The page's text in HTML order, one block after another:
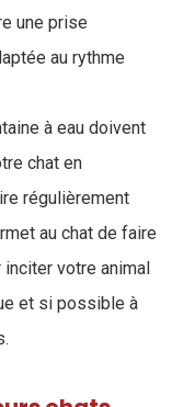
une prise
au rythme
à eau doivent
chat en
régulièrement
au chat de faire
votre animal
et si possible à